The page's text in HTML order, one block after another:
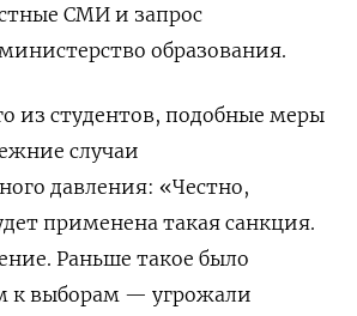
СМИ и запрос
образования.
из студентов, подобные меры
случаи
давления: «Честно,
применена такая санкция.
Раньше такое было
к выборам — угрожали